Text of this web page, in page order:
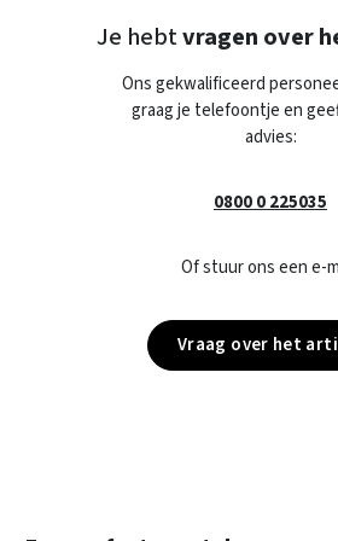
Je hebtvragen over
Ons gekwalificeerd
graag je telefoontje en
advies:
0800 0 225035
Of stuur ons een e-
Vraag over het